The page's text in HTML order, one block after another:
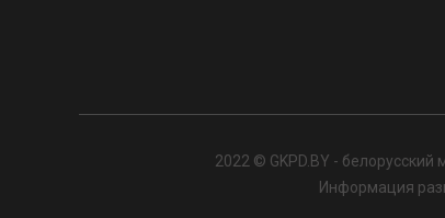
2022 © GKPD.BY -
Информация